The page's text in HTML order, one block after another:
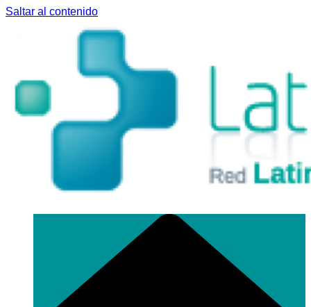
Saltar al contenido